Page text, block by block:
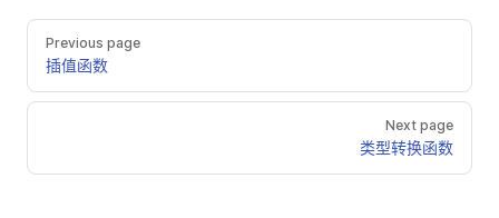
Previous page
插值函数
Next page
类型转换函数